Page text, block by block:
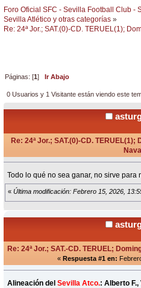
Foro Oficial SFC - Sevilla Football Club -
Sevilla Atlético y otras categorías »
Re: 24ª Jor.; SAT.(0)-CD. TERUEL(1);
Páginas: [1]Ir Abajo
0 Usuarios y 1 Visitante están viendo este
Re: 24ª Jor.; SAT.(0)-CD.
Todo lo qué no sea ganar, no sirve para
« Última modificación: Febrero 15, 2026,
Re: 24ª Jor.; SAT.-CD. TERUEL;
« Respuesta #1 en:
Alineación delSevilla Atco.: Alberto F.,